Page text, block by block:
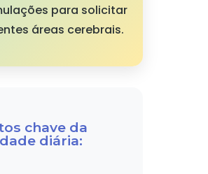
para solicitar
áreas cerebrais.
chave da
diária: